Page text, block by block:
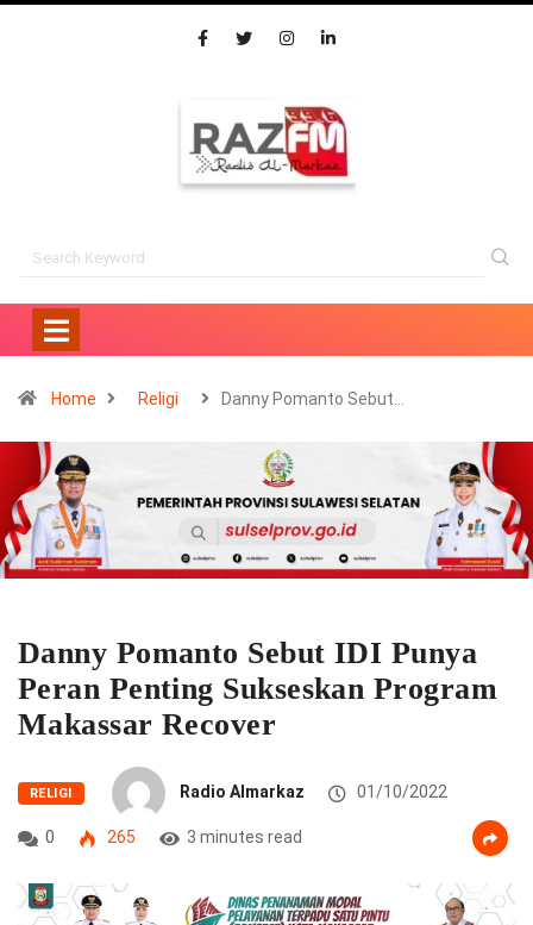
Home Religi Danny Pomanto Sebut…
Danny Pomanto Sebut IDI Punya
Peran Penting Sukseskan Program
Makassar Recover
RELIGI Radio Almarkaz 01/10/2022
0 265 3 minutes read